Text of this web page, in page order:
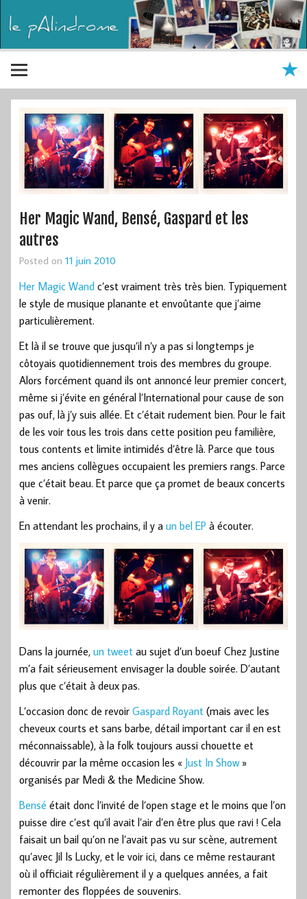
Her Magic Wand, Bensé, Gaspard et les
autres
Posted on 11 juin 2010
Her Magic Wand c’est vraiment très très bien. Typiquement
le style de musique planante et envoûtante que j’aime
particulièrement.
Et là il se trouve que jusqu’il n’y a pas si longtemps je
côtoyais quotidiennement trois des membres du groupe.
Alors forcément quand ils ont annoncé leur premier concert,
même si j’évite en général l’International pour cause de son
pas ouf, là j’y suis allée. Et c’était rudement bien. Pour le fait
de les voir tous les trois dans cette position peu familière,
tous contents et limite intimidés d’être là. Parce que tous
mes anciens collègues occupaient les premiers rangs. Parce
que c’était beau. Et parce que ça promet de beaux concerts
à venir.
En attendant les prochains, il y a un bel EP à écouter.
Dans la journée, un tweet au sujet d’un boeuf Chez Justine
m’a fait sérieusement envisager la double soirée. D’autant
plus que c’était à deux pas.
L’occasion donc de revoir Gaspard Royant (mais avec les
cheveux courts et sans barbe, détail important car il en est
méconnaissable), à la folk toujours aussi chouette et
découvrir par la même occasion les « Just In Show»
organisés par Medi & the Medicine Show.
Bensé était donc l’invité de l’open stage et le moins que l’on
puisse dire c’est qu’il avait l’air d’en être plus que ravi ! Cela
faisait un bail qu’on ne l’avait pas vu sur scène, autrement
qu’avec Jil Is Lucky, et le voir ici, dans ce même restaurant
où il officiait régulièrement il y a quelques années, a fait
remonter des floppées de souvenirs.